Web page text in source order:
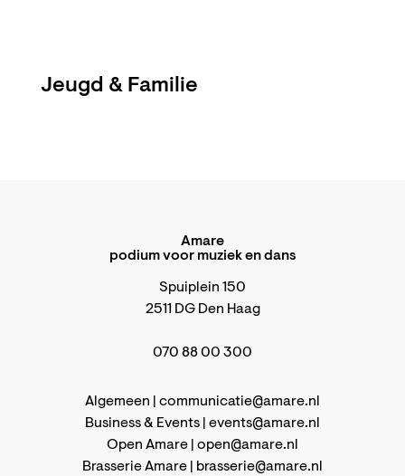
Jeugd & Familie
Amare
podium voor muziek en dans
Spuiplein 150
2511 DG Den Haag
070 88 00 300
Algemeen | communicatie@amare.nl
Business & Events | events@amare.nl
Open Amare | open@amare.nl
Brasserie Amare |
brasserie@amare.nl